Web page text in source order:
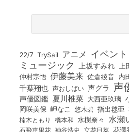
22/7 TrySail アニメ イベン
ミュージック 上坂すみれ 上
仲村宗悟 伊藤美来 佐倉綾音 内
千葉翔也 声おしばい 声グラ 声
声優図鑑 夏川椎菜 大西亜玖璃
岡咲美保 岬なこ 悠木碧 指出毬亜
楠木ともり 橋本和 水樹奈々 水瀬
石飛恵里花 神谷浩史 立花日菜 花澤